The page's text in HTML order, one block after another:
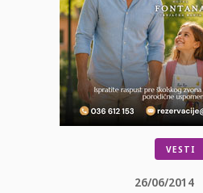
VESTI
26/06/2014